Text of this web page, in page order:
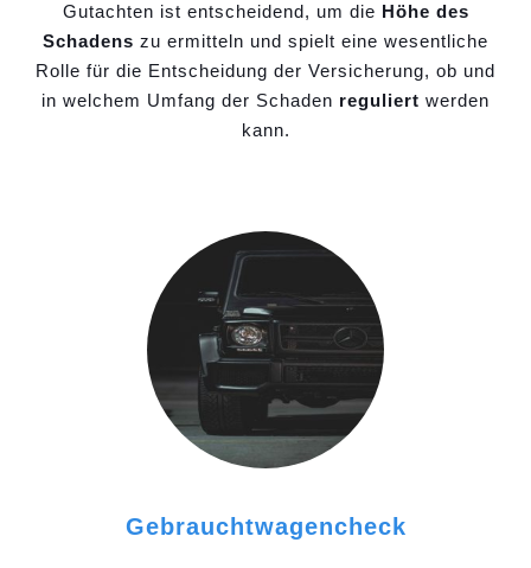
Gutachten ist entscheidend, um die Höhe des
Schadens zu ermitteln und spielt eine wesentliche
Rolle für die Entscheidung der Versicherung, ob und
in welchem Umfang der Schaden reguliert werden
kann.
Gebrauchtwagencheck